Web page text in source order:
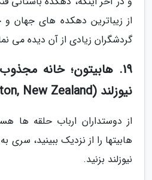
از زیباترین دهکده های
گردشگران زیادی از آن دیده می
19. هابیتون؛ خانه
نیوزلند (Hobbiton, New Zealand)
از دوستداران ارباب حلقه ها
هابیت­ها را از نزدیک ببینید، سری
نیوزلند بزنید.